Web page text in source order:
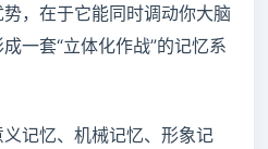
，在于它能同时调动你大脑
一套“立体化作战”的记忆系
记忆、机械记忆、形象记